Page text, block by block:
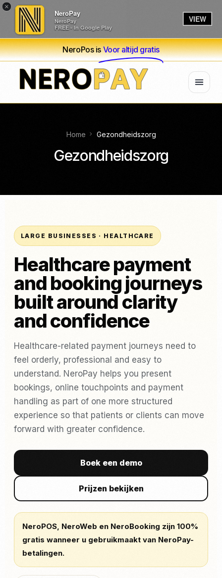
×
NeroPay
NeroPay
FREE - In Google Play
VIEW
NeroPos isVoor altijd gratis
Home Gezondheidszorg
Gezondheidszorg
LARGE BUSINESSES · HEALTHCARE
Healthcare payment
and booking journeys
built around clarity
and confidence
Healthcare-related payment journeys need to
feel orderly, professional and easy to
understand. NeroPay helps you present
bookings, online touchpoints and payment
handling as part of one more structured
experience so that patients or clients can move
forward with greater confidence.
Boek een demo
Prijzen bekijken
NeroPOS, NeroWeb en NeroBooking zijn 100%
gratis wanneer u gebruikmaakt van NeroPay-
betalingen.